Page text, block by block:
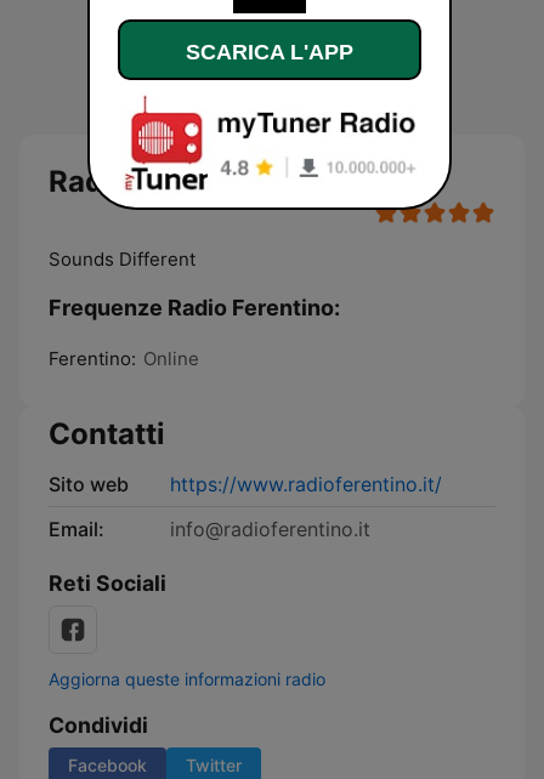
Radio Ferentino diretta
Sounds Different
Frequenze Radio Ferentino:
Ferentino: Online
Contatti
Sito web
https://www.radioferentino.it/
Email:
info@radioferentino.it
Reti Sociali
Aggiorna queste informazioni radio
Condividi
Facebook Twitter
SCARICA L'APP